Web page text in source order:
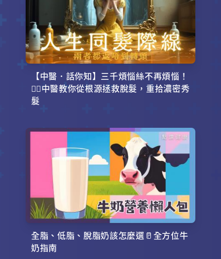
【中醫．話你知】三千煩惱絲不再煩惱！
💇‍♂️中醫教你從根源拯救脫髮，重拾濃密秀
髮
全脂、低脂、脫脂奶該怎麼選🥛全方位牛
奶指南